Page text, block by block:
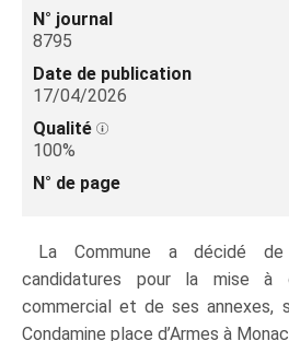
N° journal
8795
Date de publication
17/04/2026
Qualité
100%
N° de page
La Commune a décidé
candidatures pour la mise à
commercial et de ses annexes,
Condamine place d’Armes à